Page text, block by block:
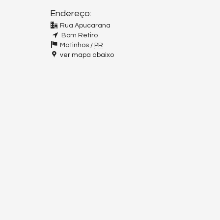
Endereço:
Rua Apucarana
Bom Retiro
Matinhos / PR
ver mapa abaixo